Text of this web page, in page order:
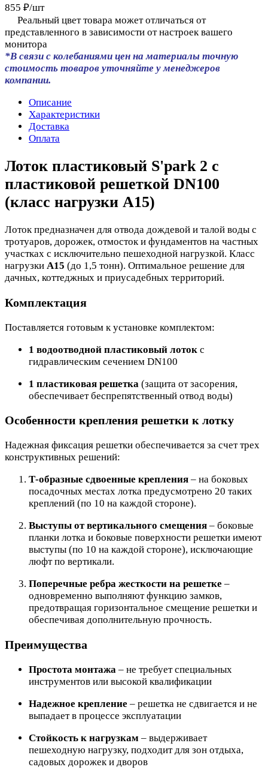
855 ₽/шт
Реальный цвет товара может отличаться от
представленного в зависимости от настроек вашего
монитора
*В связи с колебаниями цен на материалы точную
стоимость товаров уточняйте у менеджеров
компании.
Описание
Характеристики
Доставка
Оплата
Лоток пластиковый S'park 2 с
пластиковой решеткой DN100
(класс нагрузки А15)
Лоток предназначен для отвода дождевой и талой воды с
тротуаров, дорожек, отмосток и фундаментов на частных
участках с исключительно пешеходной нагрузкой. Класс
нагрузки А15 (до 1,5 тонн). Оптимальное решение для
дачных, коттеджных и приусадебных территорий.
Комплектация
Поставляется готовым к установке комплектом:
1 водоотводной пластиковый лоток с
гидравлическим сечением DN100
1 пластиковая решетка (защита от засорения,
обеспечивает беспрепятственный отвод воды)
Особенности крепления решетки к лотку
Надежная фиксация решетки обеспечивается за счет трех
конструктивных решений:
Т-образные сдвоенные крепления – на боковых
посадочных местах лотка предусмотрено 20 таких
креплений (по 10 на каждой стороне).
Выступы от вертикального смещения – боковые
планки лотка и боковые поверхности решетки имеют
выступы (по 10 на каждой стороне), исключающие
люфт по вертикали.
Поперечные ребра жесткости на решетке –
одновременно выполняют функцию замков,
предотвращая горизонтальное смещение решетки и
обеспечивая дополнительную прочность.
Преимущества
Простота монтажа – не требует специальных
инструментов или высокой квалификации
Надежное крепление – решетка не сдвигается и не
выпадает в процессе эксплуатации
Стойкость к нагрузкам – выдерживает
пешеходную нагрузку, подходит для зон отдыха,
садовых дорожек и дворов